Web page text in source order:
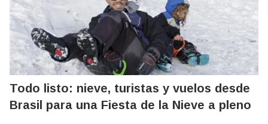
Todo listo: nieve, turistas y vuelos desde
Brasil para una Fiesta de la Nieve a pleno